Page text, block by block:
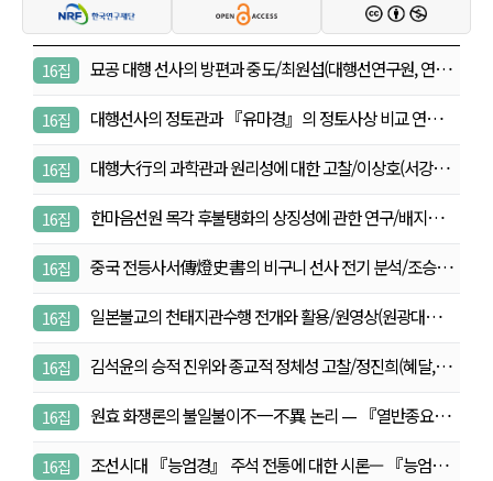
16집 묘공 대행 선사의 방편과 중도/최원섭(대행선연구원, 연…
16집
대행선사의 정토관과 『유마경』의 정토사상 비교 연구/
배…
16집
대행大行의 과학관과 원리성에 대한 고찰/이상호(서강대
…
16집
한마음선원 목각 후불탱화의 상징성에 관한 연구/배지영
(…
16집
중국 전등사서傳燈史書의 비구니 선사 전기 분석/조승미
(…
16집
일본불교의 천태지관수행 전개와 활용/원영상(원광대학
교,…
16집 김석윤의 승적 진위와 종교적 정체성 고찰/정진희(혜달,…
16집
원효 화쟁론의 불일불이不一不異 논리 — 『열반종요』
<…
16집
조선시대 『능엄경』 주석 전통에 대한 시론— 『능엄